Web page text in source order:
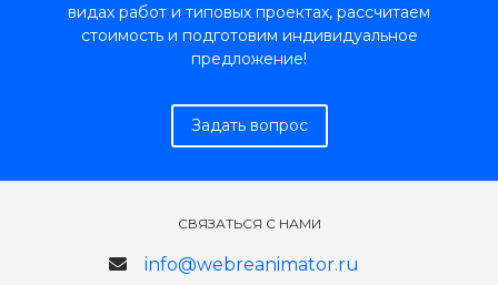
видах работ и типовых проектах, рассчитаем
стоимость и подготовим индивидуальное
предложение!
Задать вопрос
СВЯЗАТЬСЯ С НАМИ
info@webreanimator.ru